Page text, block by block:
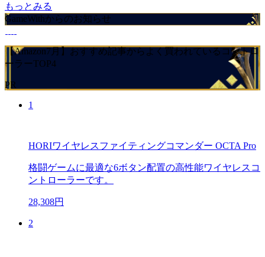
もっとみる
GameWithからのお知らせ
【Amazon7月】おすすめ記事からよく買われているコントロ
ーラーTOP4
PR
1
HORIワイヤレスファイティングコマンダー OCTA Pro
格闘ゲームに最適な6ボタン配置の高性能ワイヤレスコ
ントローラーです。
28,308円
2